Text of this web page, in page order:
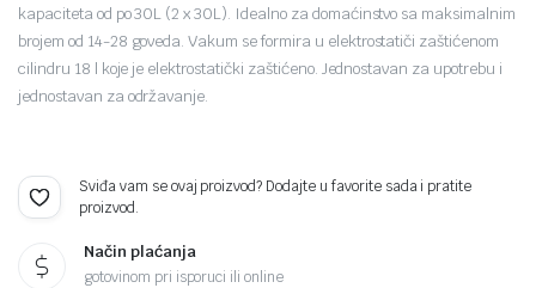
kapaciteta od po 30L (2 x 30L). Idealno za domaćinstvo sa maksimalnim
brojem od 14-28 goveda. Vakum se formira u elektrostatiči zaštićenom
cilindru 18 l koje je elektrostatički zaštićeno. Jednostavan za upotrebu i
jednostavan za održavanje.
Sviđa vam se ovaj proizvod? Dodajte u favorite sada i pratite
proizvod.
Način plaćanja
gotovinom pri isporuci ili online